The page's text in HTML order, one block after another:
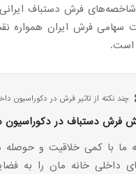
فرش دستباف ایرانی
سهامی فرش ایران همواره
است.
چند نکته از تاثیر فرش در دکوراسیون
فرش دستباف در دکوراسیون
ما با کمی خلاقیت و حوصله
داخلی خانه مان را به